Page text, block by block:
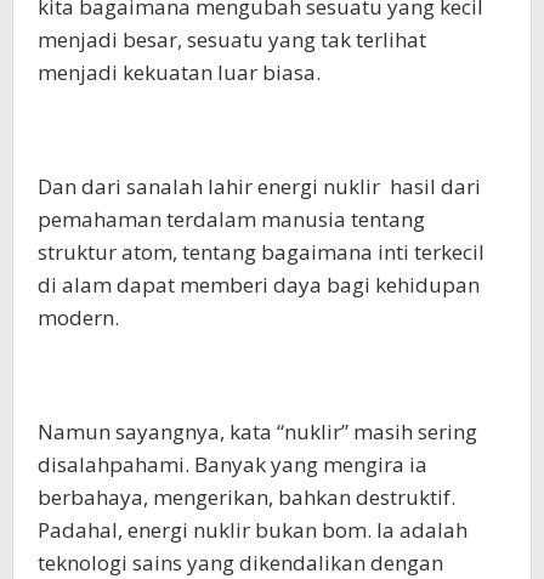
kita bagaimana mengubah sesuatu yang kecil
menjadi besar, sesuatu yang tak terlihat
menjadi kekuatan luar biasa.
Dan dari sanalah lahir energi nuklir hasil dari
pemahaman terdalam manusia tentang
struktur atom, tentang bagaimana inti terkecil
di alam dapat memberi daya bagi kehidupan
modern.
Namun sayangnya, kata “nuklir” masih sering
disalahpahami. Banyak yang mengira ia
berbahaya, mengerikan, bahkan destruktif.
Padahal, energi nuklir bukan bom. Ia adalah
teknologi sains yang dikendalikan dengan